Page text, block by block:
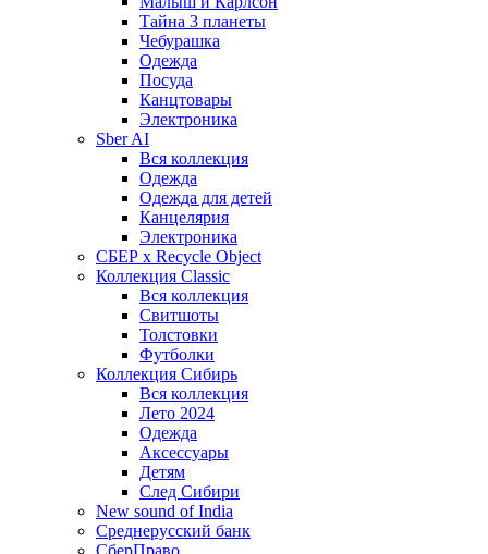
Тайна 3 планеты
Чебурашка
Одежда
Посуда
Канцтовары
Электроника
Sber AI
Вся коллекция
Одежда
Одежда для детей
Канцелярия
Электроника
СБЕР x Recycle Object
Коллекция Classic
Вся коллекция
Свитшоты
Толстовки
Футболки
Коллекция Сибирь
Вся коллекция
Лето 2024
Одежда
Аксессуары
Детям
След Сибири
New sound of India
Среднерусский банк
СберПраво